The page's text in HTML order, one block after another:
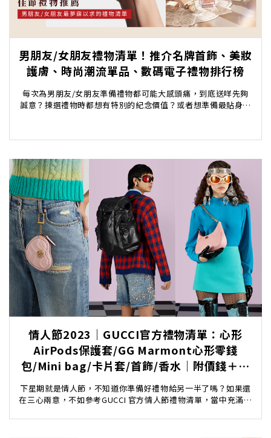
男朋友/女朋友禮物清單！推介名牌首飾、美妝
護膚、時尚潮流單品、數碼電子禮物排行榜
每次為男朋友/女朋友準備禮物都可能大感頭痛，到底送咩先夠
誠意？揀選禮物時都想有特別的紀念價值？或者想準備最貼身、
情人節2023｜GUCCI官方禮物清單：心形
AirPods保護套/GG Marmont心形零錢
包/Mini bag/卡片套/首飾/香水｜附價錢＋購
買連結
下星期就是情人節，不知道你準備好禮物給另一半了嗎？如果還
在三心兩意，不如參考GUCCI 官方情人節禮物清單，當中充滿各